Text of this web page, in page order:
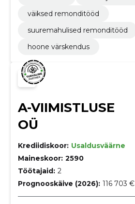
väiksed remonditööd
suuremahulised remonditööd
hoone värskendus
A-VIIMISTLUSE
OÜ
Krediidiskoor: Usaldusväärne
Maineskoor: 2590
Töötajaid: 2
Prognooskäive (2026): 116 703 €